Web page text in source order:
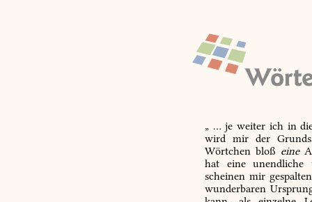
„ … je weiter ich in
wird mir der
Wörtchen bloß eine
hat eine unendliche
scheinen mir
wunderbaren